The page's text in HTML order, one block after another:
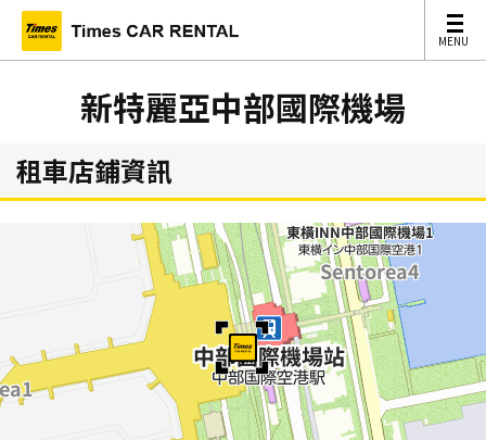
MENU
MENU
新特麗亞中部國際機場
租車店鋪資訊